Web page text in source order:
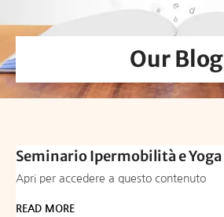
Our Blog
Seminario Ipermobilità e Yoga
Apri per accedere a questo contenuto
READ MORE